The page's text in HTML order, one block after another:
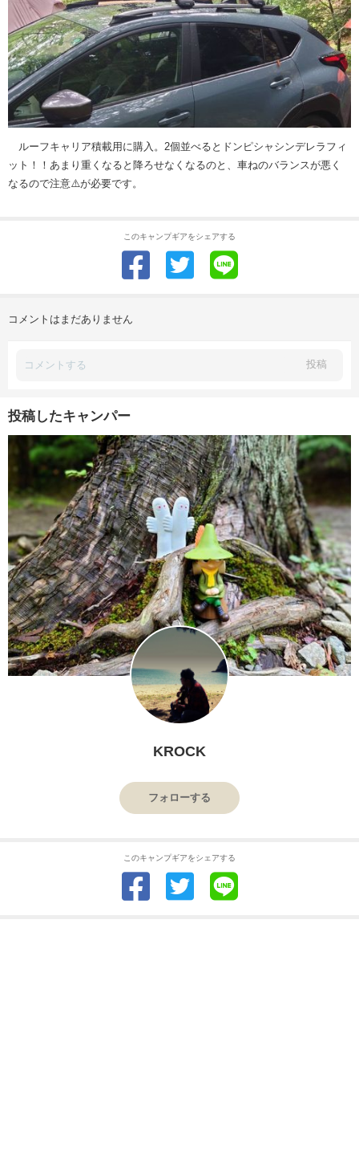
ルーフキャリア積載用に購入。2個並べるとドンピシャシンデレラフィ
ット！！あまり重くなると降ろせなくなるのと、車ねのバランスが悪く
なるので注意⚠️が必要です。
このキャンプギアをシェアする
コメントはまだありません
投稿
投稿したキャンパー
KROCK
フォローする
このキャンプギアをシェアする